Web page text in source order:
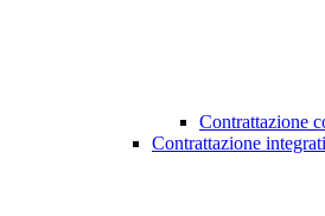
Contrattazione
Contrattazione